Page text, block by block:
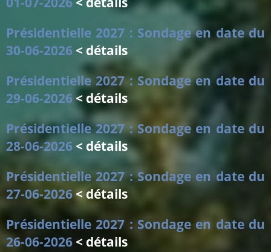
Présidentielle 2027 : Sondage en date du
30-06-2026 < détails
Présidentielle 2027 : Sondage en date du
29-06-2026 < détails
Présidentielle 2027 : Sondage en date du
28-06-2026 < détails
Présidentielle 2027 : Sondage en date du
27-06-2026< détails
Présidentielle 2027 : Sondage en date du
26-06-2026< détails